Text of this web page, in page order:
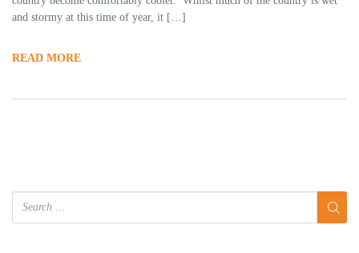
and stormy at this time of year, it […]
READ MORE